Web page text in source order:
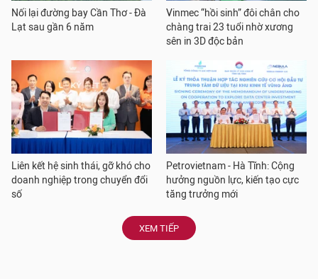
Nối lại đường bay Cần Thơ - Đà
Lạt sau gần 6 năm
Vinmec “hồi sinh” đôi chân cho
chàng trai 23 tuổi nhờ xương
sên in 3D độc bản
Liên kết hệ sinh thái, gỡ khó cho
doanh nghiệp trong chuyển đổi
số
Petrovietnam - Hà Tĩnh: Cộng
hưởng nguồn lực, kiến tạo cực
tăng trưởng mới
XEM TIẾP